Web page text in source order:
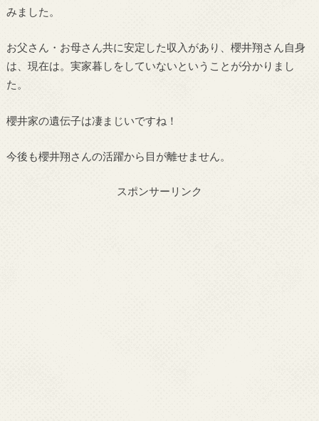
みました。
お父さん・お母さん共に安定した収入があり、櫻井翔さん自身
は、現在は。実家暮しをしていないということが分かりまし
た。
櫻井家の遺伝子は凄まじいですね！
今後も櫻井翔さんの活躍から目が離せません。
スポンサーリンク